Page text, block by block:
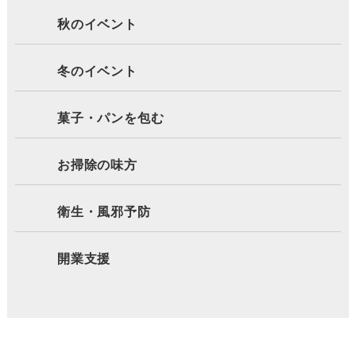
秋のイベント
冬のイベント
菓子・パンを包む
お掃除の味方
衛生・風邪予防
開業支援